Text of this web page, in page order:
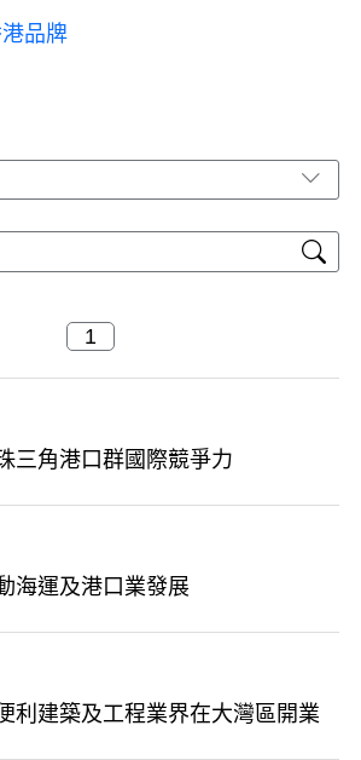
品牌
三角港口群國際競爭力
海運及港口業發展
利建築及工程業界在大灣區開業